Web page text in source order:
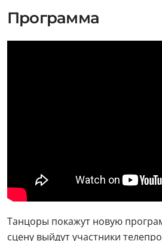
Программа
Танцоры покажут новую
сцену выйдут участники